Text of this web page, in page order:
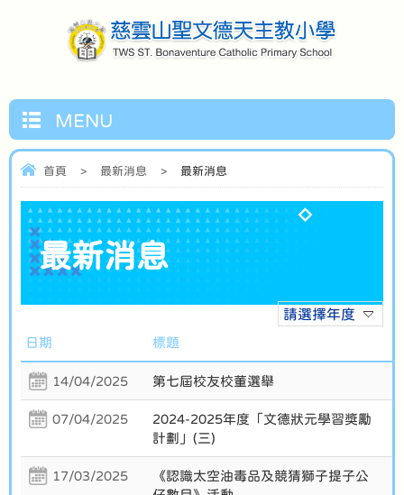
MENU
首頁 > 最新消息 > 最新消息
最新消息
請選擇年度
日期 標題
14/04/2025 第七屆校友校董選舉
07/04/2025
2024-2025年度「文德狀元學習獎勵
計劃」(三)
17/03/2025
《認識太空油毒品及競猜獅子提子公